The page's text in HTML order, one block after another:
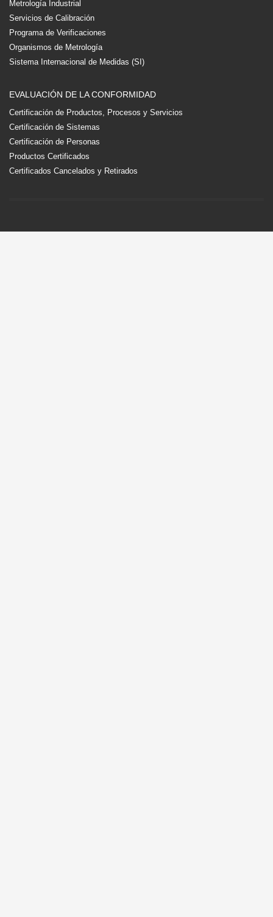
Metrología Industrial
Servicios de Calibración
Programa de Verificaciones
Organismos de Metrología
Sistema Internacional de Medidas (SI)
EVALUACIÓN DE LA CONFORMIDAD
Certificación de Productos, Procesos y Servicios
Certificación de Sistemas
Certificación de Personas
Productos Certificados
Certificados Cancelados y Retirados